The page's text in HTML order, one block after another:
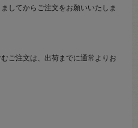
してからご注文をお願いいたしま
ご注文は、出荷までに通常よりお